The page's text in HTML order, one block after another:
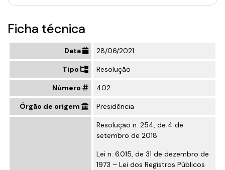
Ficha técnica
Data 28/06/2021
Tipo Resolução
Número 402
Órgão de origem Presidência
Resolução n. 254, de 4 de
setembro de 2018
Lei n. 6.015, de 31 de dezembro de
1973 – Lei dos Registros Públicos